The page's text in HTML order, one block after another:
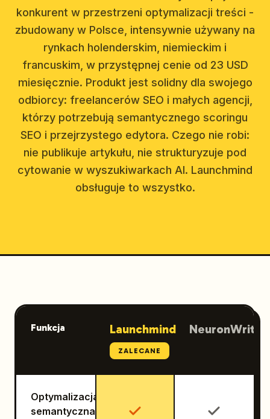
konkurent w przestrzeni optymalizacji treści -
zbudowany w Polsce, intensywnie używany na
rynkach holenderskim, niemieckim i
francuskim, w przystępnej cenie od 23 USD
miesięcznie. Produkt jest solidny dla swojego
odbiorcy: freelancerów SEO i małych agencji,
którzy potrzebują semantycznego scoringu
SEO i przejrzystego edytora. Czego nie robi:
nie publikuje artykułu, nie strukturyzuje pod
cytowanie w wyszukiwarkach AI. Launchmind
obsługuje to wszystko.
Funkcja Launchmind
ZALECANE
NeuronWriter
Optymalizacja
semantyczna